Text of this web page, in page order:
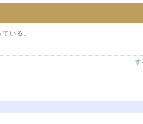
いる。
す